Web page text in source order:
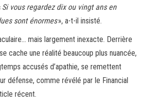
Si vous regardez dix ou vingt ans en
sont énormes», a-t-il insisté.
mais largement inexacte. Derrière
cache une réalité beaucoup plus nuancée,
accusés d’apathie, se remettent
défense, comme révélé par le Financial
récent.